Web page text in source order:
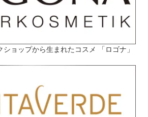
ショップから生まれたコスメ 「ロゴナ」